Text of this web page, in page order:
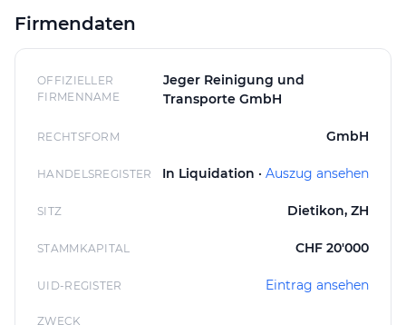
Transportservices ermöglicht es, Kunden ganzheitlich
zu betreuen. Interessierte erhalten bei Jeger Reinigung
und Transporte GmbH eine individuelle Offerte, die auf
den jeweiligen Bedarf abgestimmt ist. Der Kontakt
läuft direkt über den Hauptsitz in Dietikon, was eine
gewährleistet.
Kundinnen und Kunden können somit auf eine klare
Anfrage bis zur Ausführung stehen Beratung und
Planung im Fokus, um die Projekte termingerecht und
und um Dietikon tätig ist, profitieren Auftraggebende
Firmendaten
OFFIZIELLER
FIRMENNAME
Jeger Reinigung und
Transporte GmbH
RECHTSFORM GmbH
HANDELSREGISTER In Liquidation · Auszug ansehen
SITZ Dietikon, ZH
STAMMKAPITAL CHF 20'000
UID-REGISTER Eintrag ansehen
ZWECK